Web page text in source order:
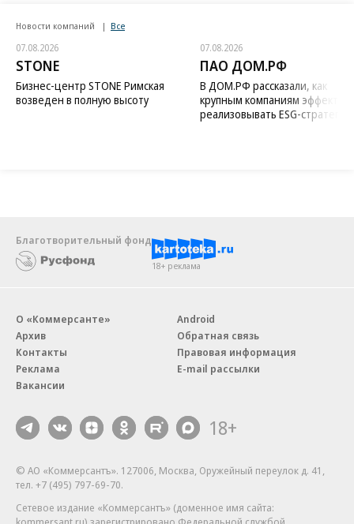
Новости компаний Все
07.08.2026
STONE
Бизнес-центр STONE Римская
возведен в полную высоту
07.08.2026
ПАО ДОМ.РФ
В ДОМ.РФ рассказали, как
крупным компаниям
реализовывать ESG-стратегию
Благотворительный фонд
18+ реклама
О «Коммерсанте»
Архив
Контакты
Реклама
Вакансии
Android
Обратная связь
Правовая информация
E-mail рассылки
18+
© АО «Коммерсантъ». 127006, Москва, Оружейный переулок д. 41,
тел. +7 (495) 797-69-70.
Сетевое издание «Коммерсантъ» (доменное имя сайта: